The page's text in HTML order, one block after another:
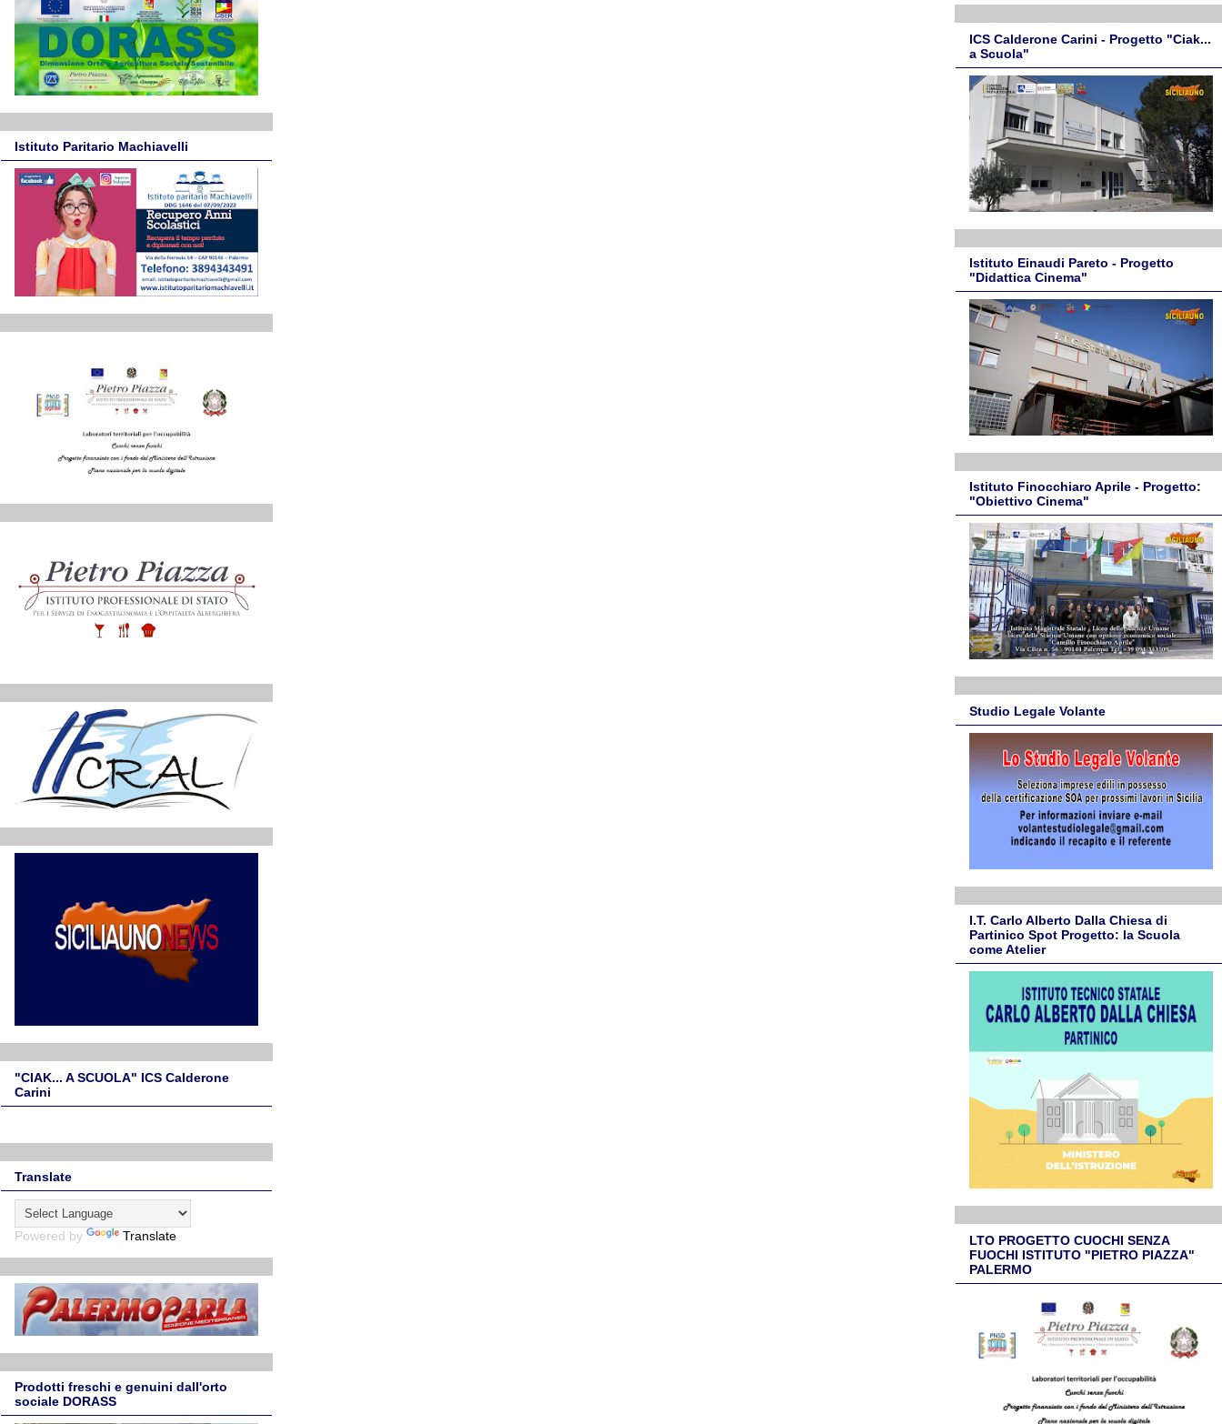
Istituto Paritario Machiavelli
"CIAK... A SCUOLA" ICS Calderone
Carini
Translate
Powered by Translate
Prodotti freschi e genuini dall'orto
sociale DORASS
ICS Calderone Carini - Progetto "Ciak...
a Scuola"
Istituto Einaudi Pareto - Progetto
"Didattica Cinema"
Istituto Finocchiaro Aprile - Progetto:
"Obiettivo Cinema"
Studio Legale Volante
I.T. Carlo Alberto Dalla Chiesa di
Partinico Spot Progetto: la Scuola
come Atelier
LTO PROGETTO CUOCHI SENZA
FUOCHI ISTITUTO "PIETRO PIAZZA"
PALERMO